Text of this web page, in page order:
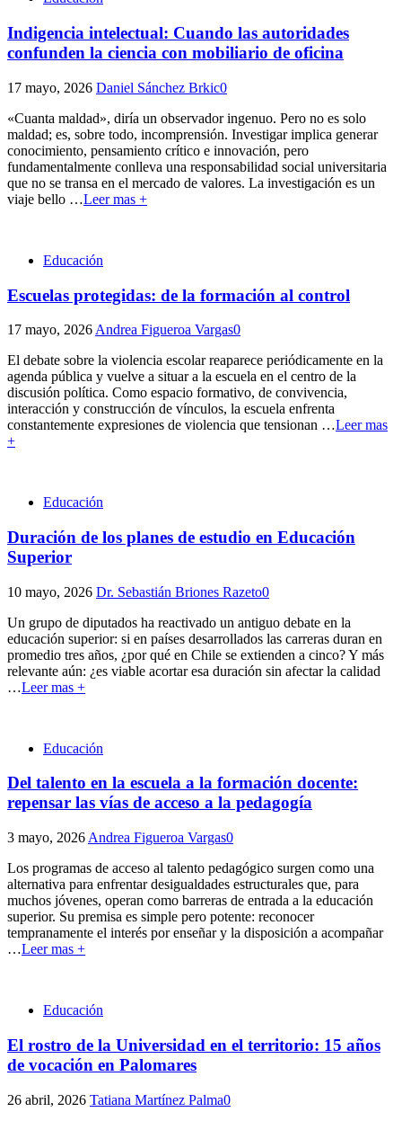
Indigencia intelectual: Cuando las autoridades
confunden la ciencia con mobiliario de oficina
17 mayo, 2026 Daniel Sánchez Brkic0
«Cuanta maldad», diría un observador ingenuo. Pero no es solo
maldad; es, sobre todo, incomprensión. Investigar implica generar
conocimiento, pensamiento crítico e innovación, pero
fundamentalmente conlleva una responsabilidad social universitaria
que no se transa en el mercado de valores. La investigación es un
viaje bello …Leer mas +
Educación
Escuelas protegidas: de la formación al control
17 mayo, 2026 Andrea Figueroa Vargas0
El debate sobre la violencia escolar reaparece periódicamente en la
agenda pública y vuelve a situar a la escuela en el centro de la
discusión política. Como espacio formativo, de convivencia,
interacción y construcción de vínculos, la escuela enfrenta
constantemente expresiones de violencia que tensionan …Leer mas
+
Educación
Duración de los planes de estudio en Educación
Superior
10 mayo, 2026 Dr. Sebastián Briones Razeto0
Un grupo de diputados ha reactivado un antiguo debate en la
educación superior: si en países desarrollados las carreras duran en
promedio tres años, ¿por qué en Chile se extienden a cinco? Y más
relevante aún: ¿es viable acortar esa duración sin afectar la calidad
…Leer mas +
Educación
Del talento en la escuela a la formación docente:
repensar las vías de acceso a la pedagogía
3 mayo, 2026 Andrea Figueroa Vargas0
Los programas de acceso al talento pedagógico surgen como una
alternativa para enfrentar desigualdades estructurales que, para
muchos jóvenes, operan como barreras de entrada a la educación
superior. Su premisa es simple pero potente: reconocer
tempranamente el interés por enseñar y la disposición a acompañar
…Leer mas +
Educación
El rostro de la Universidad en el territorio: 15 años
de vocación en Palomares
26 abril, 2026 Tatiana Martínez Palma0